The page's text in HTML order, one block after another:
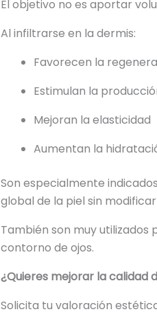
El objetivo no es aportar
Al infiltrarse en la dermis:
Favorecen la
Estimulan la
Mejoran la elasticidad
Aumentan la
Son especialmente
global de la piel sin
También son muy
contorno de ojos.
¿Quieres mejorar la calidad
Solicita tu valoración